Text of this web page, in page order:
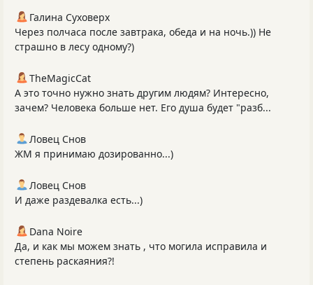
Галина Суховерх
Через полчаса после завтрака, обеда и на ночь.)) Не
страшно в лесу одному?)
TheMagicCat
А это точно нужно знать другим людям? Интересно,
зачем? Человека больше нет. Его душа будет "разб...
Ловец Снов
ЖМ я принимаю дозированно...)
Ловец Снов
И даже раздевалка есть...)
Dana Noire
Да, и как мы можем знать , что могила исправила и
степень раскаяния?!